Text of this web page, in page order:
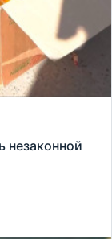
незаконной